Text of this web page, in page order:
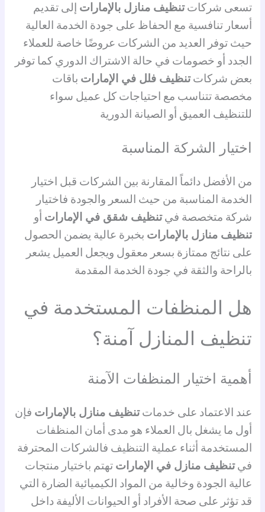
تسعى شركاتتنظيف منازل بالإمارات إلى تقديم
أسعار تنافسية مع الحفاظ على جودة الخدمة العالية
حيث توفر العديد من الشركات عروضًا خاصة للعملاء
الجدد أو خصومات في حالة الاشتراك الدوري كما توفر
بعض شركاتتنظيف فلل في الإمارات باقات
مخصصة تتناسب مع احتياجات كل عميل سواء
للتنظيف العميق أو الصيانة الدورية
اختيار الشركة المناسبة
من الأفضل دائماً المقارنة بين الشركات قبل اختيار
الخدمة المناسبة من حيث السعر والجودة فاختيار
شركة متخصصة فيتنظيف شقق في الإمارات أو
تنظيف منازل بالإمارات بخبرة عالية يضمن الحصول
على نتائج ممتازة بسعر معقول ويجعل العميل يشعر
بالراحة والثقة في جودة الخدمة المقدمة
هل المنظفات المستخدمة في
تنظيف المنازل آمنة؟
أهمية اختيار المنظفات الآمنة
عند الاعتماد على خدماتتنظيف منازل بالإمارات فإن
أول ما يشغل بال العملاء هو مدى أمان المنظفات
المستخدمة أثناء عملية التنظيف فالشركات المحترفة
فيتنظيف منازل في الإمارات تهتم باختيار منتجات
عالية الجودة وخالية من المواد الكيميائية الضارة التي
قد تؤثر على صحة الأفراد أو الحيوانات الأليفة داخل